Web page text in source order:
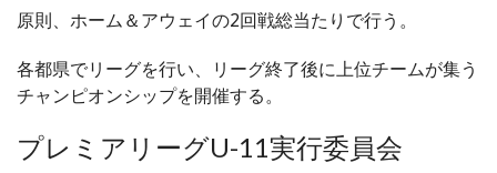
原則、ホーム＆アウェイの2回戦総当たりで行う。
各都県でリーグを行い、リーグ終了後に上位チームが集う
チャンピオンシップを開催する。
プレミアリーグU-11実行委員会